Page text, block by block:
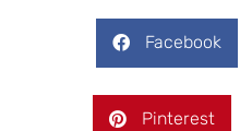
Facebook
Pinterest